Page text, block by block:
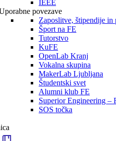
IEEE
povezave
Zaposlitve, štipendije in
Šport na FE
Tutorstvo
KuFE
OpenLab Kranj
Vokalna skupina
MakerLab Ljubljana
Študentski svet
Alumni klub FE
Superior Engineering –
SOS točka